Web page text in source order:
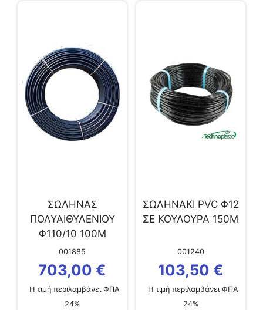
ΣΩΛΗΝΑΣ
ΠΟΛΥΑΙΘΥΛΕΝΙΟΥ
Φ110/10 100Μ
001885
703,00 €
Η τιμή περιλαμβάνει ΦΠΑ
24%
ΣΩΛΗΝΑΚΙ PVC Φ12
ΣΕ ΚΟΥΛΟΥΡΑ 150Μ
001240
103,50 €
Η τιμή περιλαμβάνει ΦΠΑ
24%